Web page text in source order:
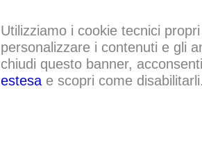
Utilizziamo i cookie tecnici
personalizzare i contenuti e gli
chiudi questo banner,
estesae scopri come